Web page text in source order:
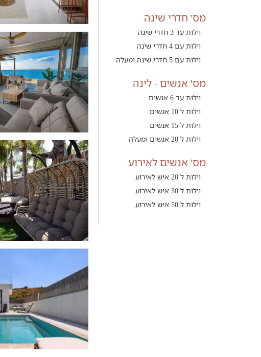
מס' חדרי שינה
וילות עד 3 חדרי שינה
וילות עם 4 חדרי שינה
וילות עם 5 חדרי שינה ומעלה
מס' אנשים - לינה
וילות עד 6 אנשים
וילות ל 10 אנשים
וילות ל 15 אנשים
וילות ל 20 אנשים ומעלה
מס' אנשים לאירוע
וילות ל 20 איש לאירוע
וילות ל 30 איש לאירוע
וילות ל 50 איש לאירוע